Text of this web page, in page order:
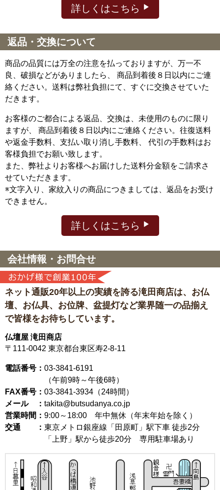
詳しくはこちら
返品・交換について
商品の品質には万全の注意を払っておりますが、万一不
良、破損などがありましたら、 商品到着後８日以内にご連
絡ください。送料は弊社負担にて、すぐに交換させていた
だきます。
お客様のご都合による返品、交換は、未使用のものに限り
ますが、
商品到着後８日以内にご連絡ください。往復送料
や返金手数料、支払い取り消し手数料、 代引の手数料はお
客様負担でお願い致します。
また、弊社よりお客様へお届けした送料分金額をご請求さ
せていただきます。
※文字入り、家紋入りの商品につきましては、返品をお受け
できません。
詳しくはこちら
会社情報・お問合せ
ネット通販20年以上の実績を誇る滝田商店は、 お仏
壇、お仏具、お位牌、盆提灯など業界随一の品揃え
で皆様をお待ちしています。
仏壇屋 滝田商店
〒111-0042 東京都台東区寿2-8-11
電話番号： 03-3841-6191
（午前9時～午後6時）
FAX番号： 03-3841-3934（24時間）
メール ： takita@butsudanya.co.jp
営業時間： 9:00～18:00 年中無休（年末年始を除く）
交通 ： 東京メトロ銀座線「田原町」駅下車 徒歩2分
「上野」駅から徒歩20分 専用駐車場あり